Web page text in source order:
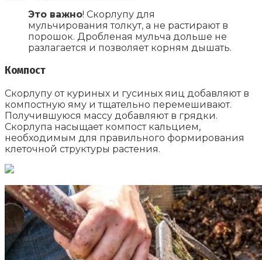
Это важно! Скорлупу для
мульчирования толкут, а не растирают в
порошок. Дробленая мульча дольше не
разлагается и позволяет корням дышать.
Компост
Скорлупу от куриных и гусиных яиц добавляют в
компостную яму и тщательно перемешивают.
Получившуюся массу добавляют в грядки.
Скорлупа насыщает компост кальцием,
необходимым для правильного формирования
клеточной структуры растения.